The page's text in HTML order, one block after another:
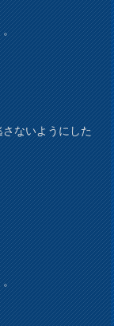
。
ないようにした
。